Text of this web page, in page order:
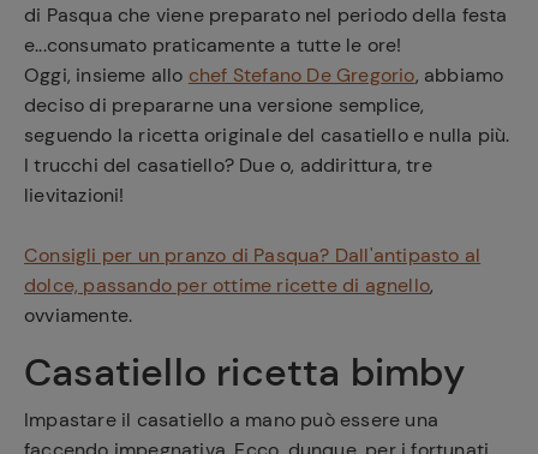
di Pasqua che viene preparato nel periodo della festa
e...consumato praticamente a tutte le ore!
Oggi, insieme allo chef Stefano De Gregorio, abbiamo
deciso di prepararne una versione semplice,
seguendo la ricetta originale del casatiello e nulla più.
I trucchi del casatiello? Due o, addirittura, tre
lievitazioni!
Consigli per un pranzo di Pasqua? Dall'antipasto al
dolce, passando per ottime ricette di agnello,
ovviamente.
Casatiello ricetta bimby
Impastare il casatiello a mano può essere una